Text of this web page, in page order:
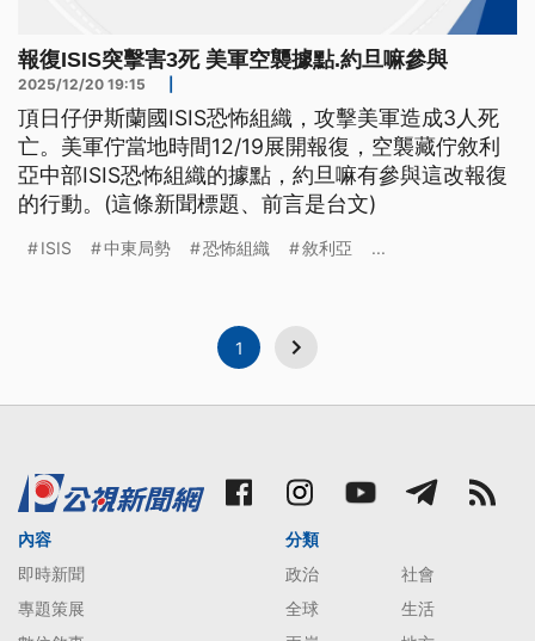
報復ISIS突擊害3死 美軍空襲據點.約旦嘛參與
2025/12/20 19:15
頂日仔伊斯蘭國ISIS恐怖組織，攻擊美軍造成3人死
亡。美軍佇當地時間12/19展開報復，空襲藏佇敘利
亞中部ISIS恐怖組織的據點，約旦嘛有參與這改報復
的行動。(這條新聞標題、前言是台文)
ISIS 中東局勢 恐怖組織 敘利亞 ...
1
內容
即時新聞
專題策展
分類
政治
社會
全球
生活